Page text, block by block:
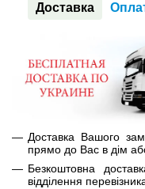
Доставка
Доставка Вашого
прямо до Вас в дім
Безкоштовна
відділення